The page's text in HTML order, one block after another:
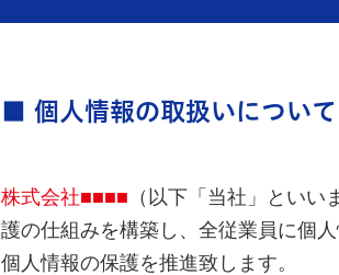
■ 個人情報の取扱いについて
株式会社■■■■ （以下「当社」とい
護の仕組みを構築し、全従業員に個
個人情報の保護を推進致します。